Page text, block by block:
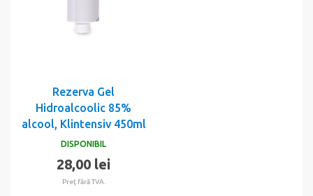
Rezerva Gel
Hidroalcoolic 85%
alcool, Klintensiv 450ml
DISPONIBIL
28,00 lei
Preţ fără TVA.